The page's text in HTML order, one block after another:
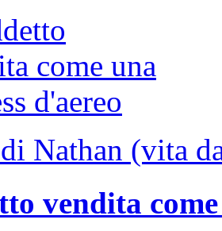
Nathan (vita
vendita